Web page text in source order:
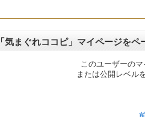
「気まぐれココピ」マイページを
このユーザーの
または公開レベル